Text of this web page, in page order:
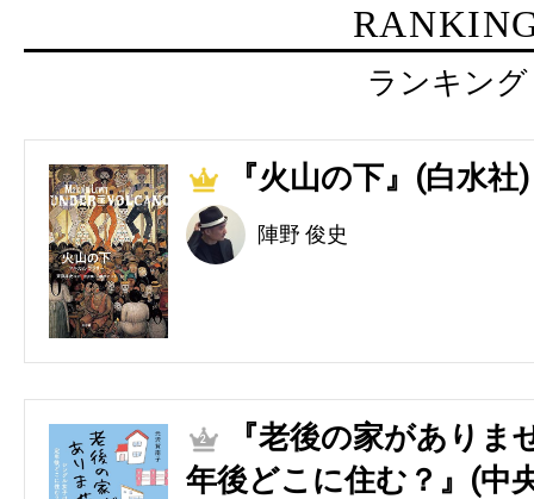
ランキング
1 『火山の下』(白水社)
陣野 俊史
2
『老後の家があり
年後どこに住む？』(中